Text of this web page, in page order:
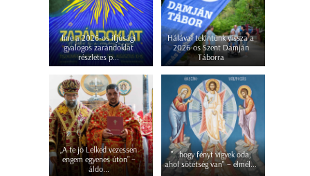
Íme a 2026-os ifjúsági
gyalogos zarándoklat
részletes p...
Hálával tekintünk vissza a
2026-os Szent Damján
Táborra
„A te jó Lelked vezessen
engem egyenes úton” –
áldo...
"...hogy fényt vigyek oda,
ahol sötétség van" – elmél...